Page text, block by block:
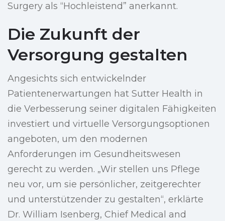
Surgery als “Hochleistend” anerkannt.
Die Zukunft der
Versorgung gestalten
Angesichts sich entwickelnder
Patientenerwartungen hat Sutter Health in
die Verbesserung seiner digitalen Fähigkeiten
investiert und virtuelle Versorgungsoptionen
angeboten, um den modernen
Anforderungen im Gesundheitswesen
gerecht zu werden. „Wir stellen uns Pflege
neu vor, um sie persönlicher, zeitgerechter
und unterstützender zu gestalten“, erklärte
Dr. William Isenberg, Chief Medical and